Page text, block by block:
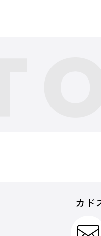
カド